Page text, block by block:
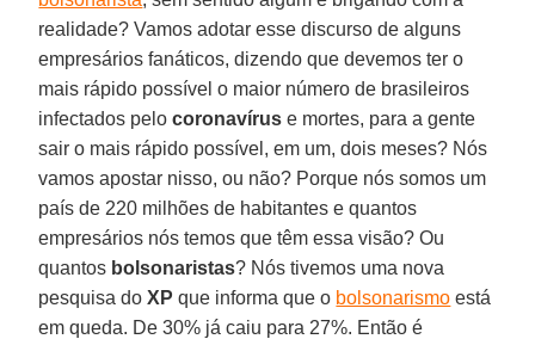
realidade? Vamos adotar esse discurso de alguns
empresários fanáticos, dizendo que devemos ter o
mais rápido possível o maior número de brasileiros
infectados pelocoronavírus e mortes, para a gente
sair o mais rápido possível, em um, dois meses? Nós
vamos apostar nisso, ou não? Porque nós somos um
país de 220 milhões de habitantes e quantos
empresários nós temos que têm essa visão? Ou
quantos bolsonaristas? Nós tivemos uma nova
pesquisa doXP que informa que o bolsonarismo está
em queda. De 30% já caiu para 27%. Então é